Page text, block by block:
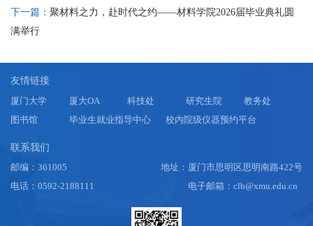
下一篇： 聚材料之力，赴时代之约——材料学院2026届毕业典礼圆
满举行
友情链接
厦门大学 厦大OA 科技处 研究生院
教务处
图书馆
毕业生就业指导中心 校内院级仪器预约平台
联系我们
邮编：361005
地址：厦门市思明区思明南路422号
电话：0592-2188111
电子邮箱：clb@xmu.edu.cn